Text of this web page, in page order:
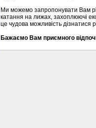
Ми можемо запропонувати Вам
катання на лижах, захоплюючі
це чудова можливість дізнатися
Бажаємо Вам приємного